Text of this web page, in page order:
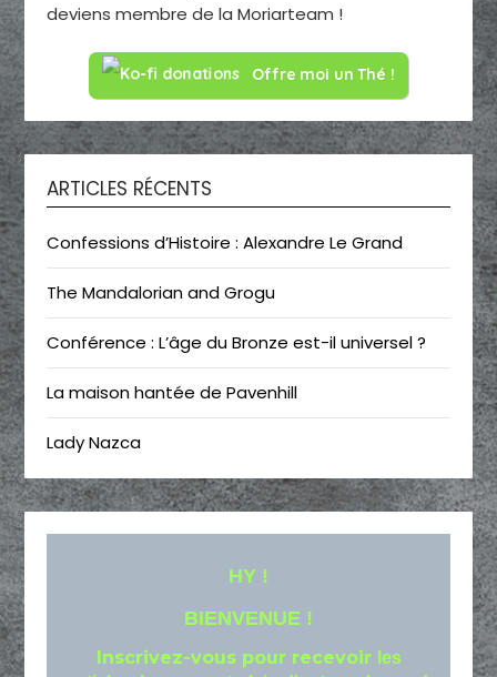
deviens membre de la Moriarteam !
Offre moi un Thé !
ARTICLES RÉCENTS
Confessions d’Histoire : Alexandre Le Grand
The Mandalorian and Grogu
Conférence : L’âge du Bronze est-il universel ?
La maison hantée de Pavenhill
Lady Nazca
HY !
BIENVENUE !
Inscrivez-vous pour recevoir les